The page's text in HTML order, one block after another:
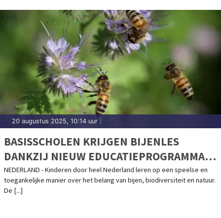
20 augustus 2025, 10:14 uur
BASISSCHOLEN KRIJGEN BIJENLES
DANKZIJ NIEUW EDUCATIEPROGRAMMA
VAN DE BIJENSTICHTING
NEDERLAND - Kinderen door heel Nederland leren op een speelse en
toegankelijke manier over het belang van bijen, biodiversiteit en natuur.
De [...]